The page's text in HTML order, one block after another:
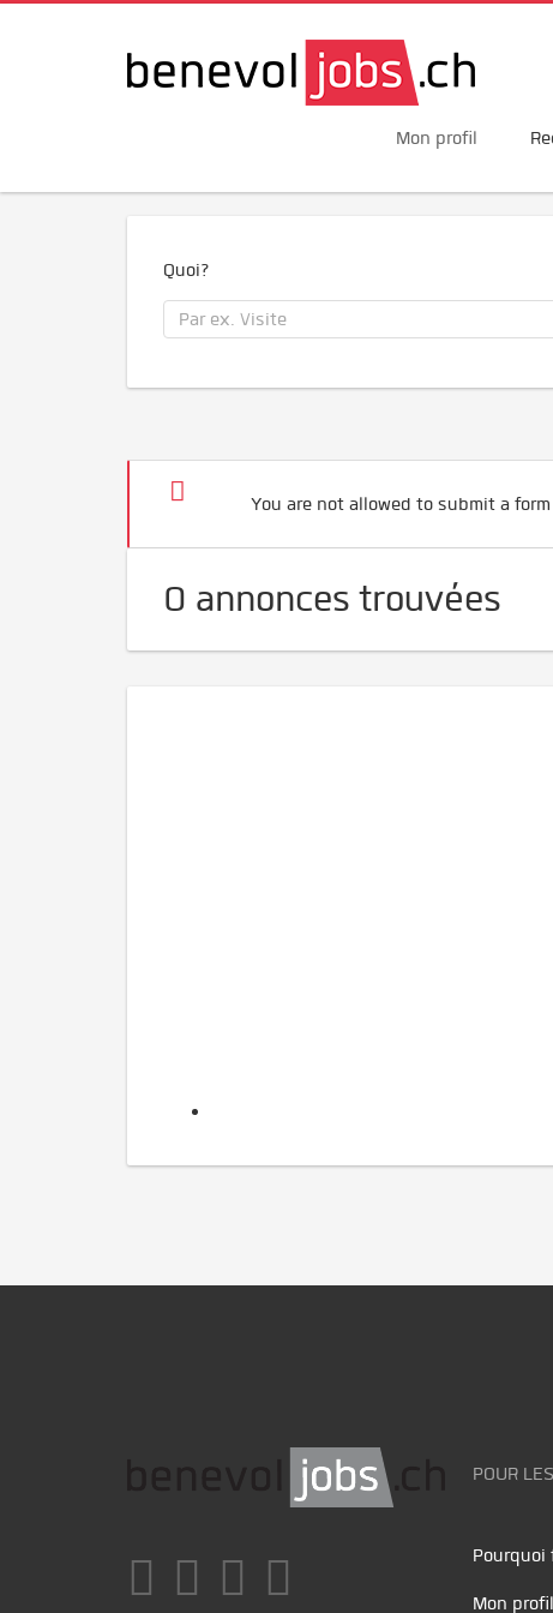
Mon profil
Quoi?
You are not allowed to submit a
0 annonces trouvées
POUR
Pourquoi
Mon profil